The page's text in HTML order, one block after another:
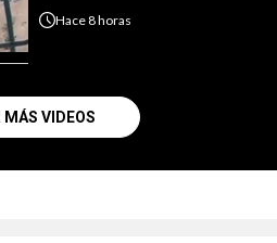
Hace8 horas
MÁS VIDEOS